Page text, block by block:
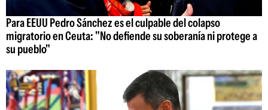
Para EEUU Pedro Sánchez es el culpable del colapso
migratorio en Ceuta: "No defiende su soberanía ni protege a
su pueblo"